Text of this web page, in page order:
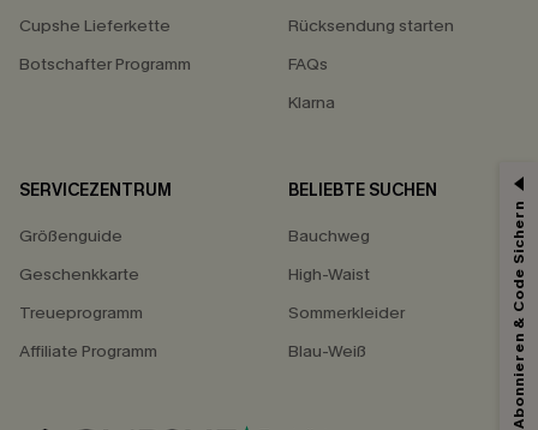
Cupshe Lieferkette
Botschafter Programm
Rücksendung starten
FAQs
Klarna
SERVICEZENTRUM
Größenguide
Geschenkkarte
Treueprogramm
Affiliate Programm
BELIEBTE SUCHEN
Bauchweg
High-Waist
Sommerkleider
Blau-Weiß
Abonnieren & Code Sichern